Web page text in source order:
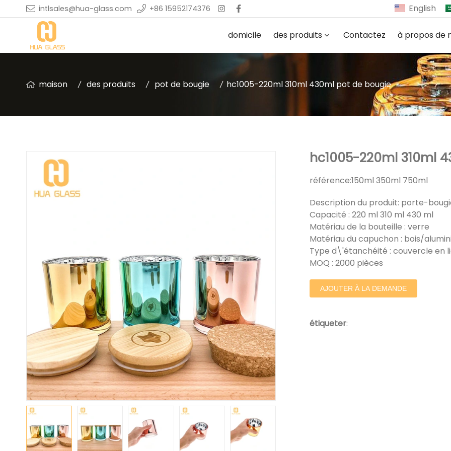
intlsales@hua-glass.com +86 15952174376 English
domicile des produits Contactez à propos de
maison des produits pot de bougie hc1005-220ml 310ml 430ml pot de bougie
hc1005-220ml 310ml
référence:150ml 350ml 750ml
Description du produit: porte-
Capacité : 220 ml 310 ml 430 ml
Matériau de la bouteille : verre
Matériau du capuchon : bois/
Type d\'étanchéité : couvercle en
MOQ : 2000 pièces
AJOUTER À LA DEMANDE
étiqueter: